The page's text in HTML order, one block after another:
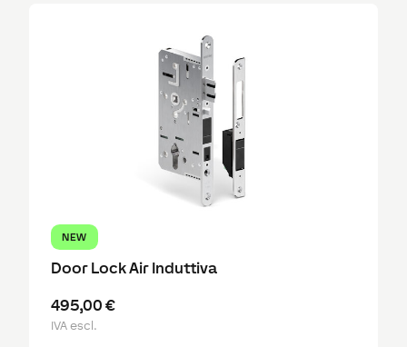
NEW
Door Lock Air Induttiva
495,00 €
IVA escl.